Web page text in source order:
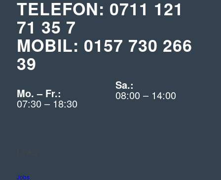
TELEFON: 0711 121
71 35 7
MOBIL: 0157 730 266
39
Mo. – Fr.:
07:30 – 18:30
Sa.:
08:00 – 14:00
Jobs